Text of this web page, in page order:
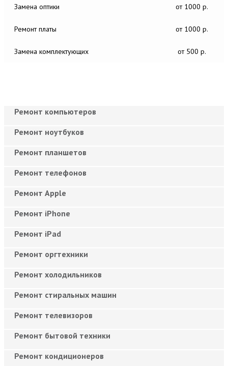
Замена оптики от 1000 р.
Ремонт платы от 1000 р.
Замена комплектующих от 500 р.
Ремонт компьютеров
Ремонт ноутбуков
Ремонт планшетов
Ремонт телефонов
Ремонт Apple
Ремонт iPhone
Ремонт iPad
Ремонт оргтехники
Ремонт холодильников
Ремонт стиральных машин
Ремонт телевизоров
Ремонт бытовой техники
Ремонт кондиционеров